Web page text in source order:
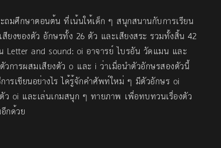
ถมศึกษาตอนต้น ที่เน้นให้เด็ก ๆ สนุกสนานกับการเรียน
ยงของตัว อักษรทั้ง 26 ตัว และเสียงสระ รวมทั้งสิ้น 42
Letter and sound: oi อาจารย์ ไบรอัน วัดแมน และ
การผสมเสียงตัว o และ i ว่าเมื่อนำตัวอักษรสองตัวนี้
ารเขียนอย่างไร ได้รู้จักคำศัพท์ใหม่ ๆ มีตัวอักษร oi
oi และเล่นเกมสนุก ๆ ทายภาพ เพื่อทบทวนเรื่องตัว
กด้วย